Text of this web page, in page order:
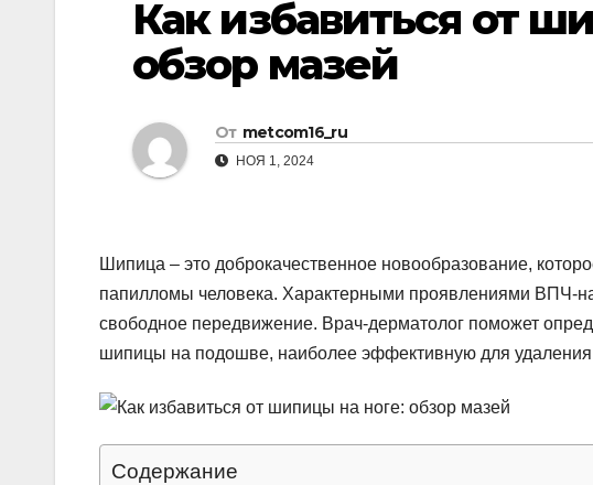
Как избавиться от
обзор мазей
От metcom16_ru
НОЯ 1, 2024
Шипица – это доброкачественное новообразование,
папилломы человека. Характерными проявлениями ВПЧ-
свободное передвижение. Врач-дерматолог поможет
шипицы на подошве, наиболее эффективную для удаления
Содержание